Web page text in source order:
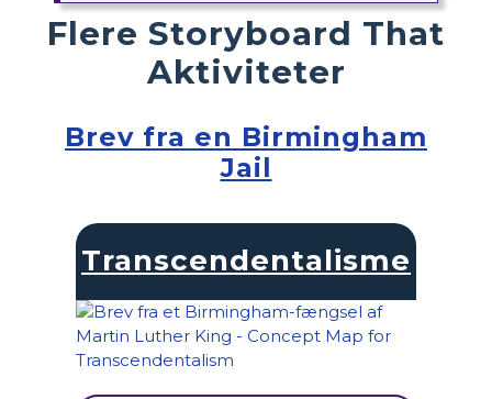
Flere Storyboard That
Aktiviteter
Brev fra en Birmingham
Jail
Transcendentalisme